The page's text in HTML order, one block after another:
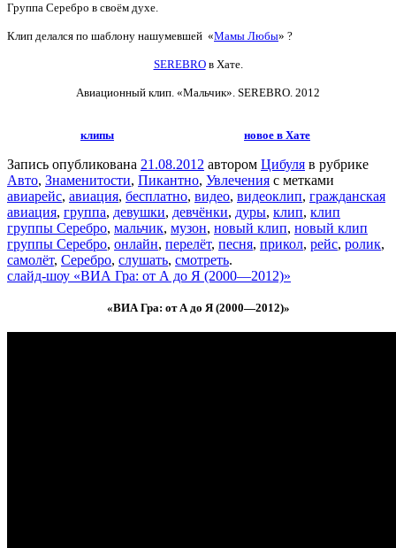
Группа Серебро в своём духе.
Клип делался по шаблону нашумевшей «Мамы Любы» ?
SEREBROв Хате.
Авиационный клип. «Мальчик». SEREBRO. 2012
клипы новое в Хате
Запись опубликована 21.08.2012 автором Цибуля в рубрике
Авто, Знаменитости, Пикантно, Увлечения с метками
авиарейс, авиация, бесплатно, видео, видеоклип, гражданская
авиация, группа, девушки, девчёнки, дуры, клип, клип
группы Серебро, мальчик, музон, новый клип, новый клип
группы Серебро, онлайн, перелёт, песня, прикол, рейс, ролик,
самолёт, Серебро, слушать, смотреть.
слайд-шоу «ВИА Гра: от А до Я (2000—2012)»
«ВИА Гра: от А до Я (2000—2012)»